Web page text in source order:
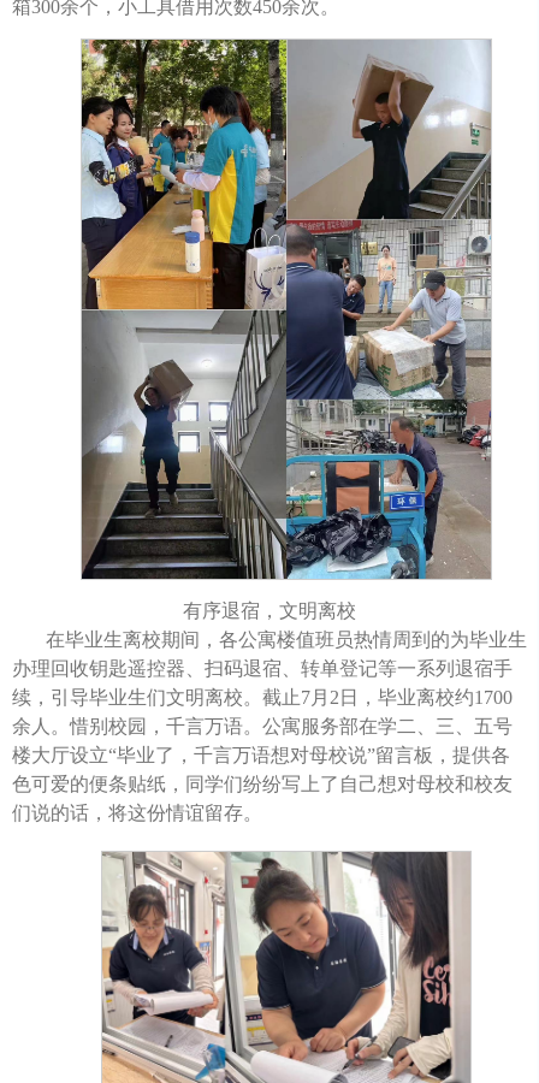
箱300余个，小工具借用次数450余次。
有序退宿，文明离校
在毕业生离校期间，各公寓楼值班员热情周到的为毕业生
办理回收钥匙遥控器、扫码退宿、转单登记等一系列退宿手
续，引导毕业生们文明离校。截止7月2日，毕业离校约1700
余人。惜别校园，千言万语。公寓服务部在学二、三、五号
楼大厅设立“毕业了，千言万语想对母校说”留言板，提供各
色可爱的便条贴纸，同学们纷纷写上了自己想对母校和校友
们说的话，将这份情谊留存。